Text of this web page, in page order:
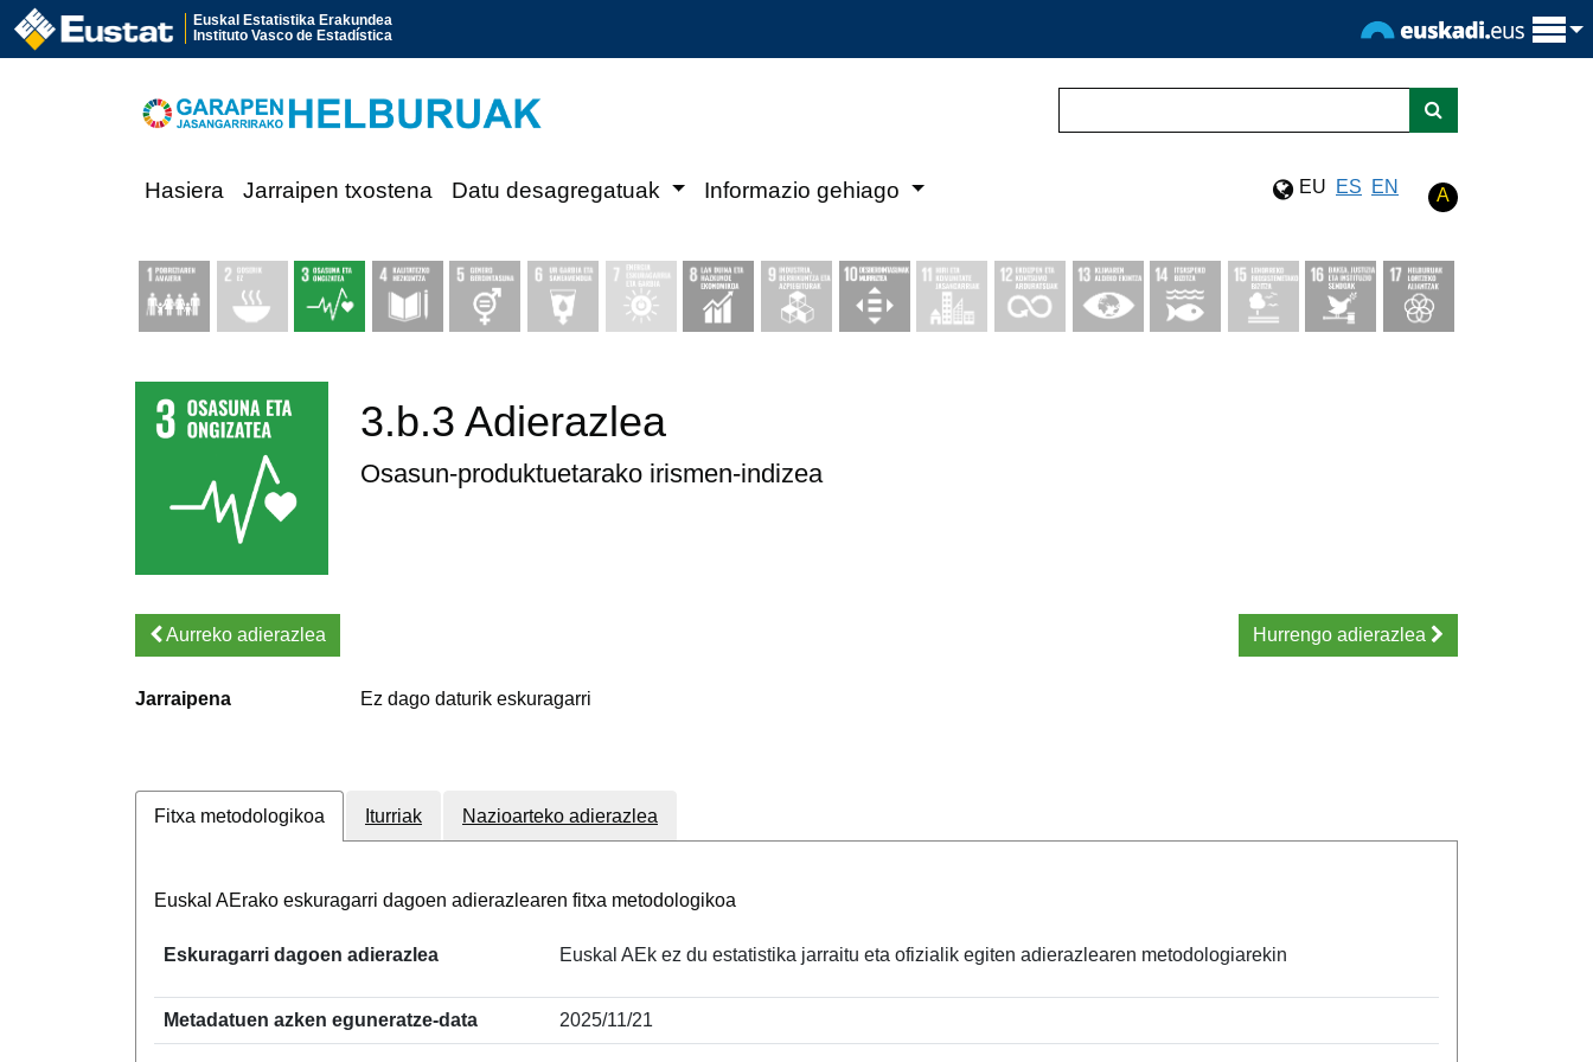
Euskal Estatistika Erakundea
Instituto Vasco de Estadística
Hasiera Jarraipen txostena Datu desagregatuak Informazio gehiago EU ES EN A
3.b.3 Adierazlea
Osasun-produktuetarako irismen-indizea
Aurreko adierazlea Hurrengo adierazlea
Jarraipena Ez dago daturik eskuragarri
Fitxa metodologikoa Iturriak Nazioarteko adierazlea
Euskal AErako eskuragarri dagoen adierazlearen fitxa metodologikoa
Eskuragarri dagoen adierazlea Euskal AEk ez du estatistika jarraitu eta ofizialik egiten adierazlearen metodologiarekin
Metadatuen azken eguneratze-data 2025/11/21